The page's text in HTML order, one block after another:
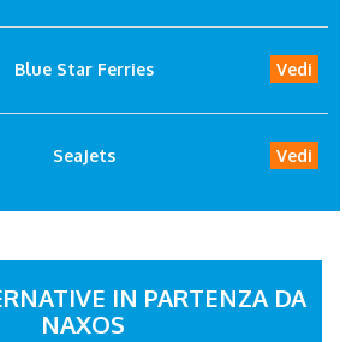
Blue Star Ferries Vedi
SeaJets Vedi
IN PARTENZA DA
NAXOS